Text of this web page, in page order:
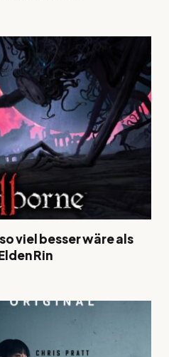
viel besser wäre als
Rin